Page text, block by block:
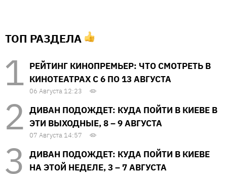
ТОП РАЗДЕЛА
РЕЙТИНГ КИНОПРЕМЬЕР: ЧТО СМОТРЕТЬ В
КИНОТЕАТРАХ С 6 ПО 13 АВГУСТА
06 Августа 12:23
ДИВАН ПОДОЖДЕТ: КУДА ПОЙТИ В КИЕВЕ В
ЭТИ ВЫХОДНЫЕ, 8 – 9 АВГУСТА
07 Августа 14:57
ДИВАН ПОДОЖДЕТ: КУДА ПОЙТИ В КИЕВЕ
НА ЭТОЙ НЕДЕЛЕ, 3 – 7 АВГУСТА